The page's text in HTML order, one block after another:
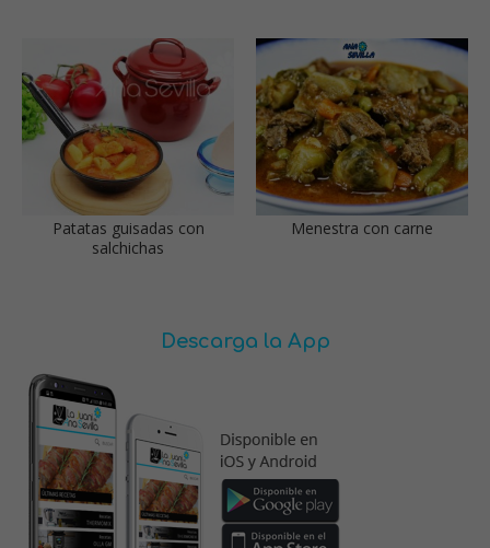
Patatas guisadas con
salchichas
Menestra con carne
Descarga la App